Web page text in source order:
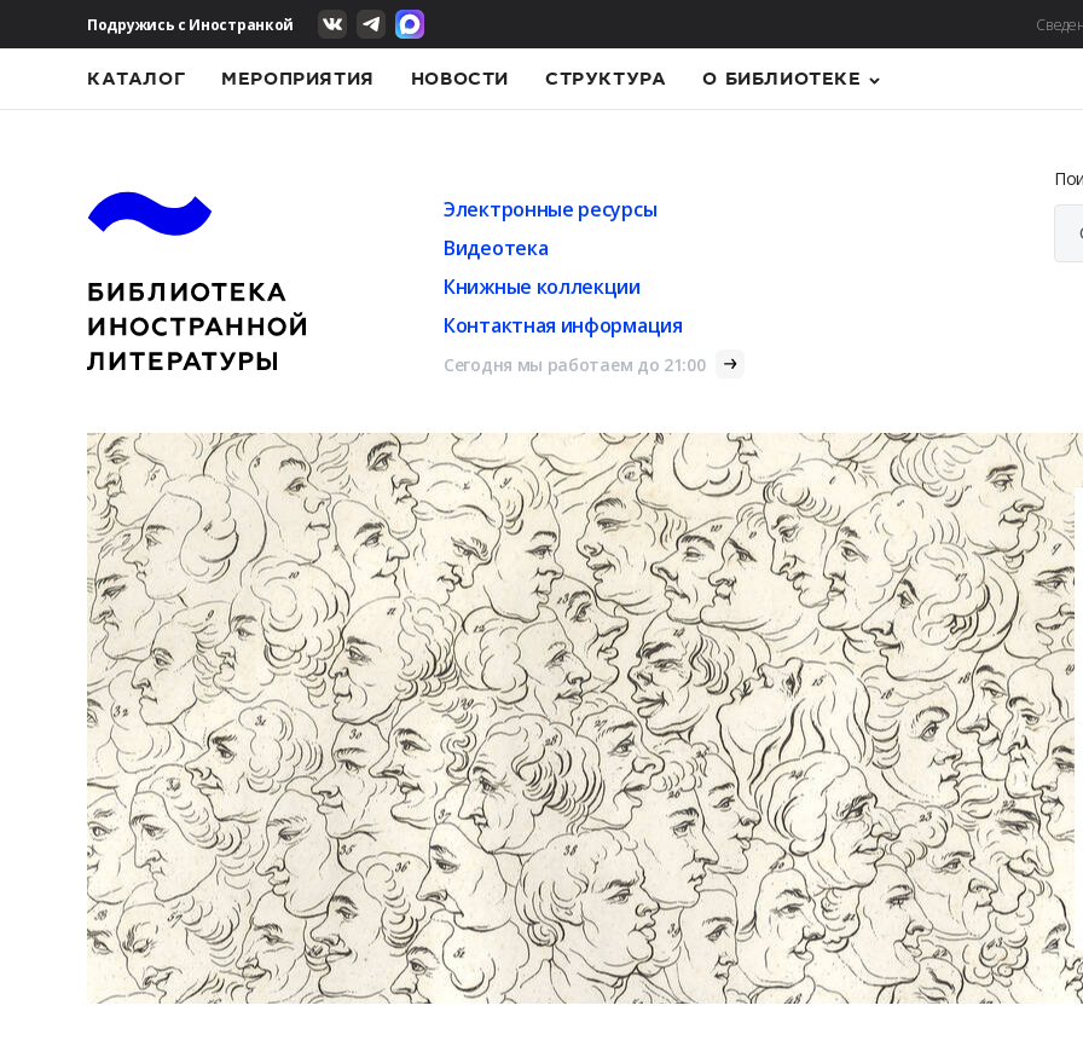
Подружись с Иностранкой
КАТАЛОГ МЕРОПРИЯТИЯ НОВОСТИ СТРУКТУРА О БИБЛИОТЕКЕ
Электронные ресурсы
Видеотека
Книжные коллекции
Контактная информация
Сегодня мы работаем до 21:00